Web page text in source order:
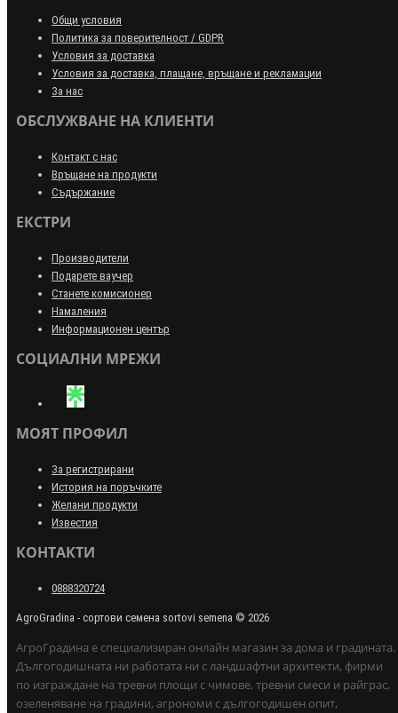
Общи условия
Политика за поверителност / GDPR
Условия за доставка
Условия за доставка, плащане, връщане и рекламации
За нас
ОБСЛУЖВАНЕ НА КЛИЕНТИ
Контакт с нас
Връщане на продукти
Съдържание
ЕКСТРИ
Производители
Подарете ваучер
Станете комисионер
Намаления
Информационен център
СОЦИАЛНИ МРЕЖИ
МОЯТ ПРОФИЛ
За регистрирани
История на поръчките
Желани продукти
Известия
КОНТАКТИ
0888320724
AgroGradina - сортови семена sortovi semena © 2026
АгроГрадина е специализиран онлайн магазин за дома и градината.
Дългогодишната ни работата ни с ландшафтни архитекти, фирми
по изграждане на тревни площи с чимове, тревни смеси и райграс,
озеленяване на градини, агрономи с дългогодишен опит,